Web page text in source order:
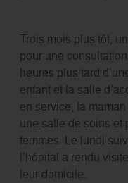
Trois mois plus tôt,
pour une
heures plus tard
enfant et la salle
en service, la
une salle de soins et
femmes. Le lundi
l’hôpital a rendu
leur domicile.